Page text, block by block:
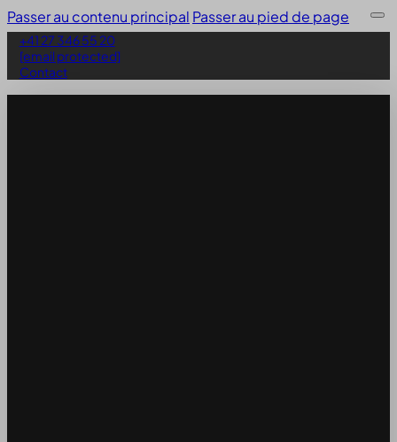
Passer au contenu principal Passer au pied de page
+41 27 346 55 20
[email protected]
Contact